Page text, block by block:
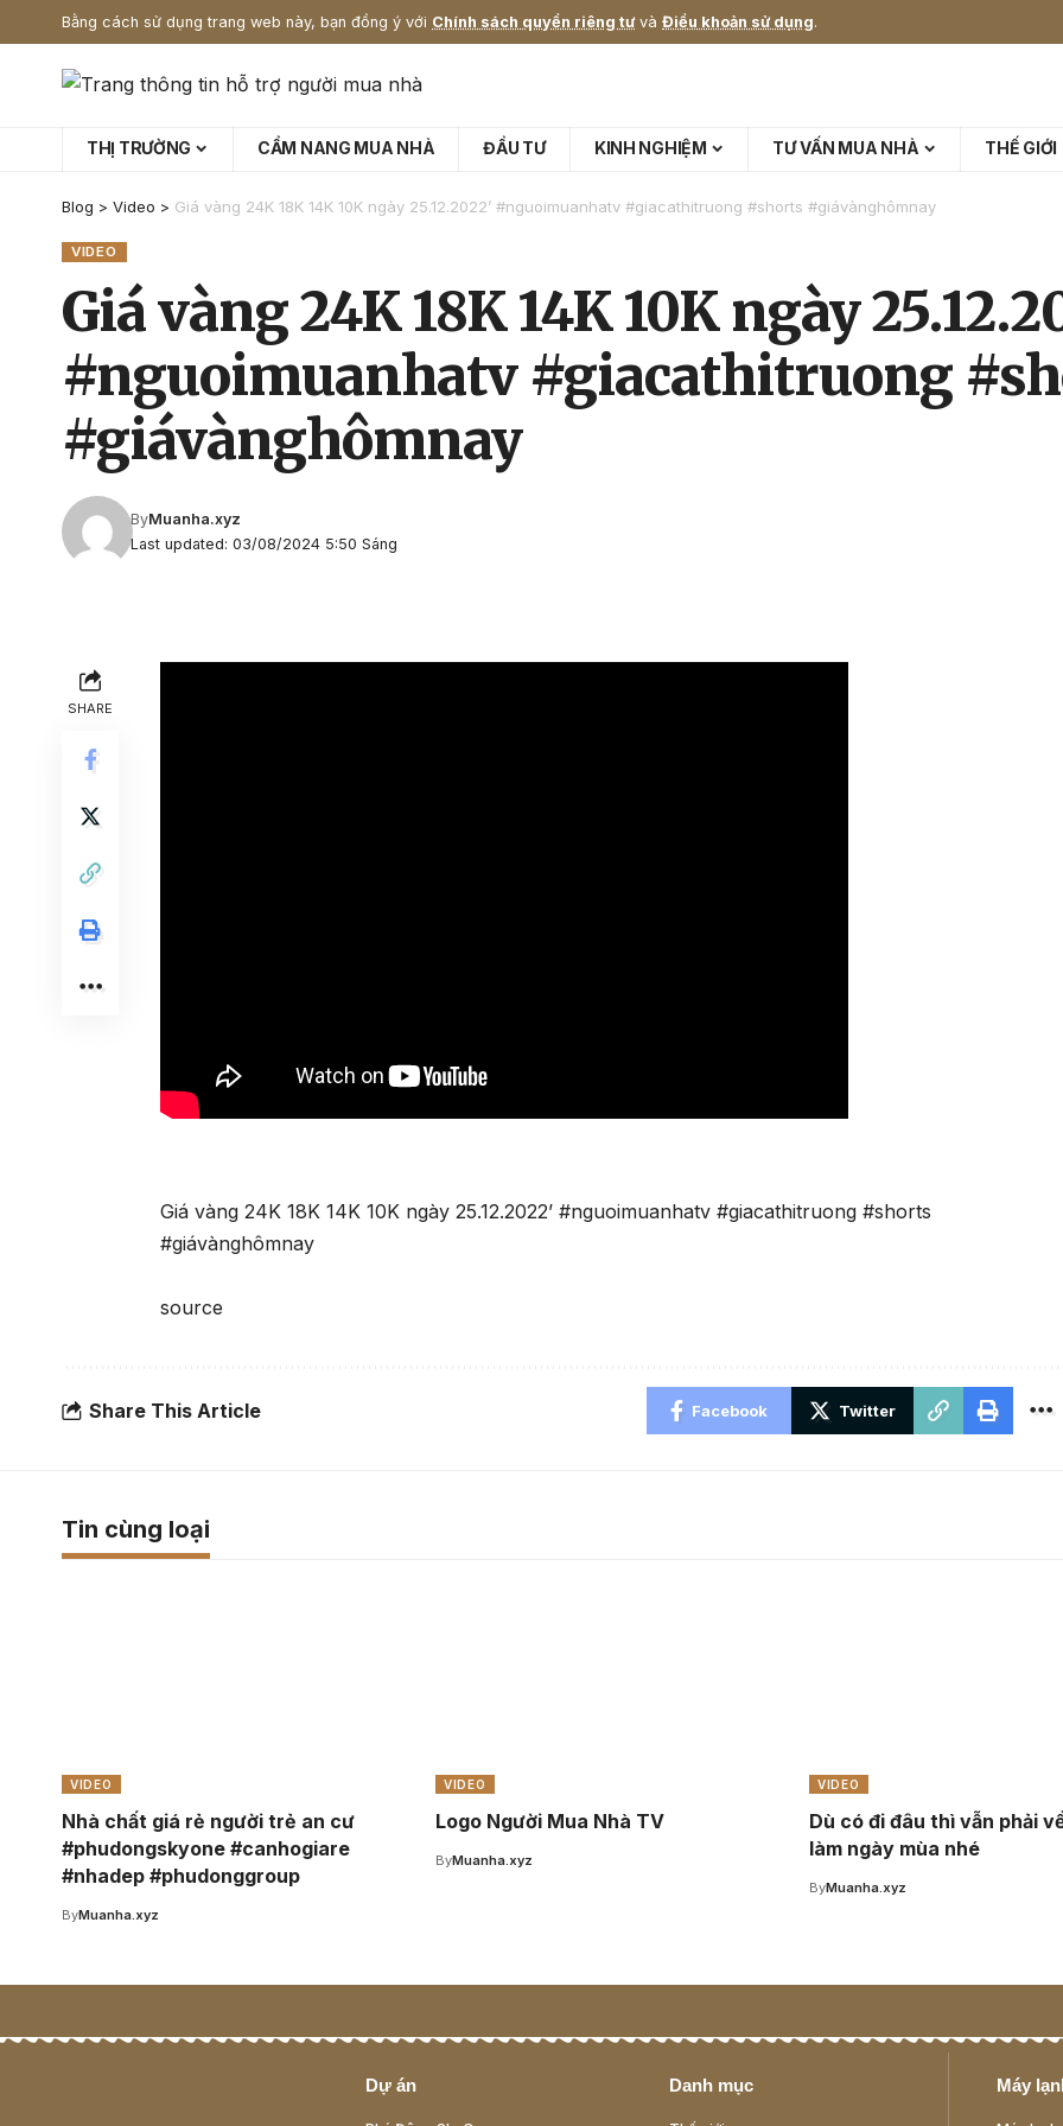
Bằng cách sử dụng trang web này, bạn đồng ý với Chính sách quyền riêng tưvà Điều khoản sử dụng.
THỊ TRƯỜNG CẨM NANG MUA NHÀ ĐẦU TƯ KINH NGHIỆM TƯ VẤN MUA NHÀ THẾ GIỚI
Blog > Video > Giá vàng 24K 18K 14K 10K ngày 25.12.2022’ #nguoimuanhatv #giacathitruong #shorts #giávànghômnay
VIDEO
Giá vàng 24K 18K 14K 10K ngày
#nguoimuanhatv #giacathitruong
#giávànghômnay
Last updated: 03/08/2024 5:50 Sáng
ByMuanha.xyz
SHARE
Giá vàng 24K 18K 14K 10K ngày 25.12.2022’ #nguoimuanhatv #giacathitruong #shorts
#giávànghômnay
source
Share This Article Facebook Twitter
Tin cùng loại
VIDEO
Nhà chất giá rẻ người trẻ an cư
#phudongskyone #canhogiare
#nhadep #phudonggroup
ByMuanha.xyz
VIDEO
Logo Người Mua Nhà TV
ByMuanha.xyz
VIDEO
Dù có đi đâu thì vẫn phải
làm ngày mùa nhé
ByMuanha.xyz
Dự án Danh mục Máy